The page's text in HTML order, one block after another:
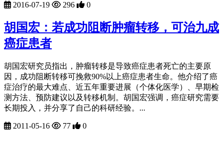
2016-07-19 296 0
胡国宏：若成功阻断肿瘤转移，可治九成
癌症患者
胡国宏研究员指出，肿瘤转移是导致癌症患者死亡的主要原
因，成功阻断转移可挽救90%以上癌症患者生命。他介绍了癌
症治疗的最大难点、近五年重要进展（个体化医学）、早期检
测方法、预防建议以及转移机制。胡国宏强调，癌症研究需要
长期投入，并分享了自己的科研经验。...
2011-05-16 77 0